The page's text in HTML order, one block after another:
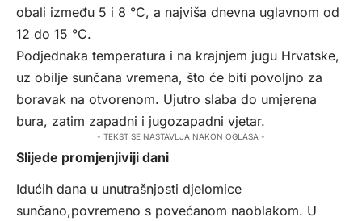
obali između 5 i 8 °C, a najviša dnevna uglavnom od
12 do 15 °C.
Podjednaka temperatura i na krajnjem jugu Hrvatske,
uz obilje sunčana vremena, što će biti povoljno za
boravak na otvorenom. Ujutro slaba do umjerena
bura, zatim zapadni i jugozapadni vjetar.
- TEKST SE NASTAVLJA NAKON OGLASA -
Slijede promjenjiviji dani
Idućih dana u unutrašnjosti djelomice
sunčano,povremeno s povećanom naoblakom. U